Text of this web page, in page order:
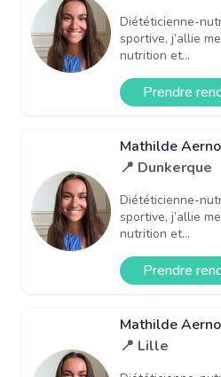
Diététicienne-
sportive, j’allie
nutrition et...
Prendre
Mathilde
📍 Dunkerque
Diététicienne-
sportive, j’allie
nutrition et...
Prendre
Mathilde
📍 Lille